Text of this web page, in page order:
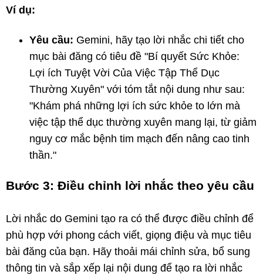
Ví dụ:
Yêu cầu: Gemini, hãy tạo lời nhắc chi tiết cho
mục bài đăng có tiêu đề "Bí quyết Sức Khỏe:
Lợi ích Tuyệt Vời Của Việc Tập Thể Dục
Thường Xuyên" với tóm tắt nội dung như sau:
"Khám phá những lợi ích sức khỏe to lớn mà
việc tập thể dục thường xuyên mang lại, từ giảm
nguy cơ mắc bệnh tim mạch đến nâng cao tinh
thần."
Bước 3: Điều chỉnh lời nhắc theo yêu cầu
Lời nhắc do Gemini tạo ra có thể được điều chỉnh để
phù hợp với phong cách viết, giọng điệu và mục tiêu
bài đăng của bạn. Hãy thoải mái chỉnh sửa, bổ sung
thông tin và sắp xếp lại nội dung để tạo ra lời nhắc